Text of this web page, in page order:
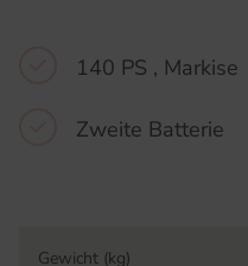
140 PS , Markise
Zweite Batterie
Gewicht (kg)